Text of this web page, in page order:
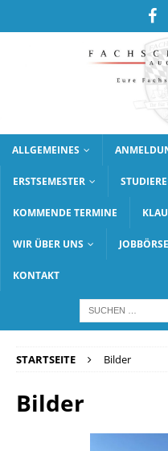
ALLGEMEINES
ERSTSEMESTER
KOMMENDE TERMINE
WIR ÜBER UNS JOBBÖRSE
KONTAKT
STARTSEITE Bilder
Bilder